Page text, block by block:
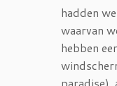
hadden
waarvan
hebben
paradise),